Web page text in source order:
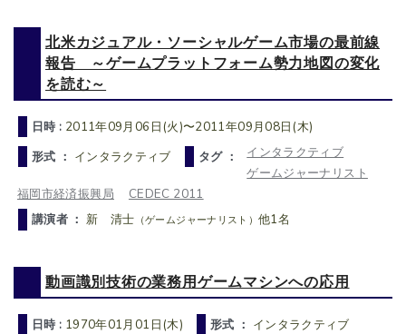
北米カジュアル・ソーシャルゲーム市場の最前線
報告 ～ゲームプラットフォーム勢力地図の変化
を読む～
日時 : 2011年09月06日(火)〜2011年09月08日(木)
形式 ： インタラクティブ タグ ：
インタラクティブ
ゲームジャーナリスト
福岡市経済振興局
CEDEC 2011
講演者 ：新 清士 （ゲームジャーナリスト）他1名
動画識別技術の業務用ゲームマシンへの応用
日時 : 1970年01月01日(木) 形式 ： インタラクティブ